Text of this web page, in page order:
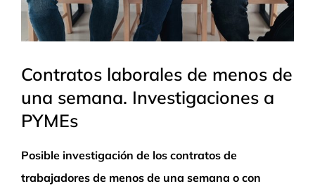
Contratos laborales de menos de
una semana. Investigaciones a
PYMEs
Posible investigación de los contratos de
trabajadores de menos de una semana o con